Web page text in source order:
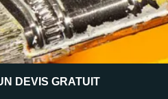
DEVIS GRATUIT